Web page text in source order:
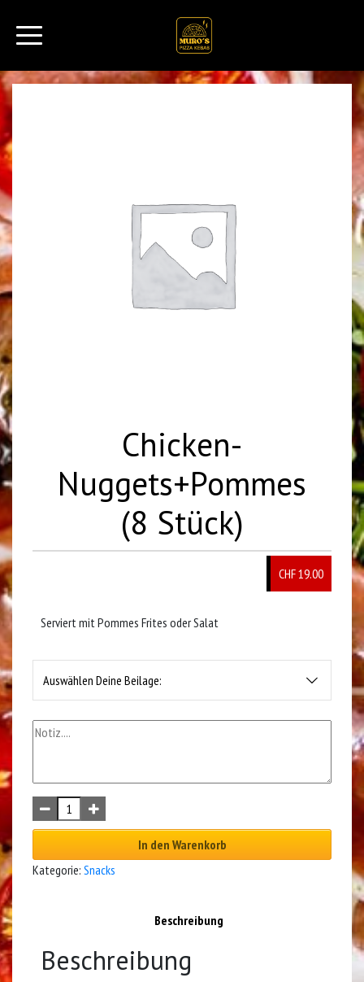
Chicken-
Nuggets+Pommes
(8 Stück)
CHF 19.00
Serviert mit Pommes Frites oder Salat
Auswählen Deine Beilage:
In den Warenkorb
Kategorie: Snacks
Beschreibung
Beschreibung